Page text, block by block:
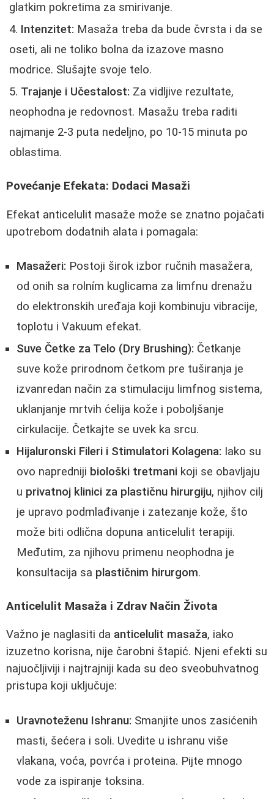
glatkim pokretima za smirivanje.
Intenzitet: Masaža treba da bude čvrsta i da se
oseti, ali ne toliko bolna da izazove masno
modrice. Slušajte svoje telo.
Trajanje i Učestalost: Za vidljive rezultate,
neophodna je redovnost. Masažu treba raditi
najmanje 2-3 puta nedeljno, po 10-15 minuta po
oblastima.
Povećanje Efekata: Dodaci Masaži
Efekat anticelulit masaže može se znatno pojačati
upotrebom dodatnih alata i pomagala:
Masažeri: Postoji širok izbor ručnih masažera,
od onih sa rolním kuglicama za limfnu drenažu
do elektronskih uređaja koji kombinuju vibracije,
toplotu i Vakuum efekat.
Suve Četke za Telo (Dry Brushing): Četkanje
suve kože prirodnom četkom pre tuširanja je
izvanredan način za stimulaciju limfnog sistema,
uklanjanje mrtvih ćelija kože i poboljšanje
cirkulacije. Četkajte se uvek ka srcu.
Hijaluronski Fileri i Stimulatori Kolagena: Iako su
ovo napredniji biološki tretmani koji se obavljaju
u privatnoj klinici za plastičnu hirurgiju, njihov cilj
je upravo podmlađivanje i zatezanje kože, što
može biti odlična dopuna anticelulit terapiji.
Međutim, za njihovu primenu neophodna je
konsultacija sa plastičnim hirurgom.
Anticelulit Masaža i Zdrav Način Života
Važno je naglasiti da anticelulit masaža, iako
izuzetno korisna, nije čarobni štapić. Njeni efekti su
najuočljiviji i najtrajniji kada su deo sveobuhvatnog
pristupa koji uključuje:
Uravnoteženu Ishranu: Smanjite unos zasićenih
masti, šećera i soli. Uvedite u ishranu više
vlakana, voća, povrća i proteina. Pijte mnogo
vode za ispiranje toksina.